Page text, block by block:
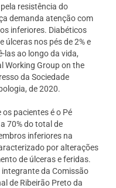
resistência do
demanda atenção com
inferiores. Diabéticos
úlceras nos pés de 2% e
las ao longo da vida,
Working Group on the
da Sociedade
de 2020.
pacientes é o Pé
70% do total de
inferiores na
por alterações
de úlceras e feridas.
da Comissão
de Ribeirão Preto da